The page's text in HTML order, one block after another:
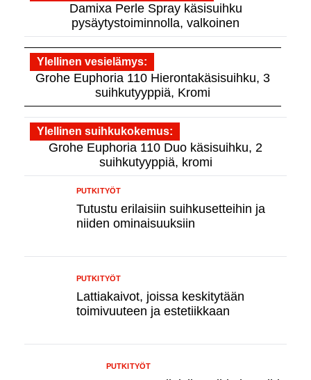
Damixa Perle Spray käsisuihku
pysäytystoiminnolla, valkoinen
Ylellinen vesielämys
Grohe Euphoria 110 Hierontakäsisuihku, 3
suihkutyyppiä, Kromi
Ylellinen suihkukokemus
Grohe Euphoria 110 Duo käsisuihku, 2
suihkutyyppiä, kromi
Tutustu erilaisiin suihkusetteihin ja
niiden ominaisuuksiin
PUTKITYÖT
Lattiakaivot, joissa keskitytään
toimivuuteen ja estetiikkaan
PUTKITYÖT
PUTKITYÖT